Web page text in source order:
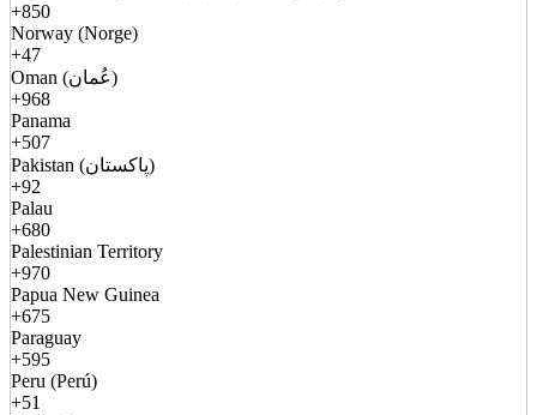
+850
Norway (Norge)
+47
Oman (عُمان)
+968
Panama
+507
Pakistan (پاکستان)
+92
Palau
+680
Palestinian Territory
+970
Papua New Guinea
+675
Paraguay
+595
Peru (Perú)
+51